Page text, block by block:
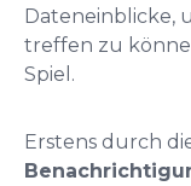
Dateneinblicke,
treffen zu
Spiel.
Erstens durch